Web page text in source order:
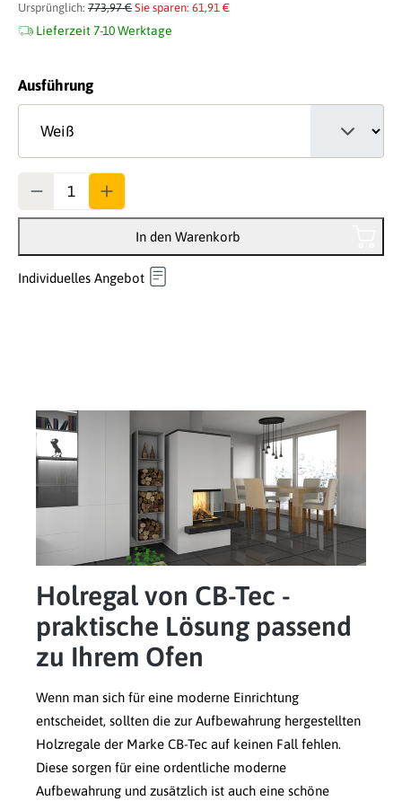
Ursprünglich: 773,97 € Sie sparen: 61,91 €
Lieferzeit 7-10 Werktage
Ausführungauswählen
In den Warenkorb
Individuelles Angebot
Holregal von CB-Tec -
praktische Lösung passend
zu Ihrem Ofen
Wenn man sich für eine moderne Einrichtung
entscheidet, sollten die zur Aufbewahrung hergestellten
Holzregale der Marke CB-Tec auf keinen Fall fehlen.
Diese sorgen für eine ordentliche moderne
Aufbewahrung und zusätzlich ist auch eine schöne